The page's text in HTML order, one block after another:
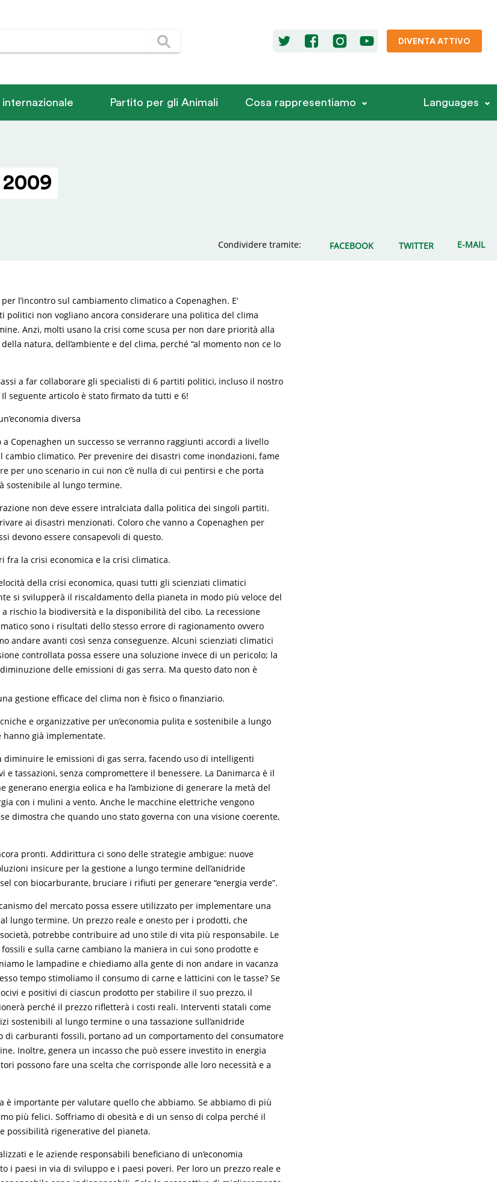
DIVENTA ATTIVO
Partito per gli Animali Cosa rappresentiamo Languages
Condividere tramite: FACEBOOK TWITTER E-MAIL
l’incontro sul cambiamento climatico a Copenaghen. E’
politici non vogliano ancora considerare una politica del clima
Anzi, molti usano la crisi come scusa per non dare priorità alla
natura, dell’ambiente e del clima, perché “al momento non ce lo
a far collaborare gli specialisti di 6 partiti politici, incluso il nostro
seguente articolo è stato firmato da tutti e 6!
diversa
a Copenaghen un successo se verranno raggiunti accordi a livello
climatico. Per prevenire dei disastri come inondazioni, fame
per uno scenario in cui non c’è nulla di cui pentirsi e che porta
sostenibile al lungo termine.
non deve essere intralciata dalla politica dei singoli partiti.
ai disastri menzionati. Coloro che vanno a Copenaghen per
devono essere consapevoli di questo.
fra la crisi economica e la crisi climatica.
della crisi economica, quasi tutti gli scienziati climatici
si svilupperà il riscaldamento della pianeta in modo più veloce del
rischio la biodiversità e la disponibilità del cibo. La recessione
sono i risultati dello stesso errore di ragionamento ovvero
andare avanti così senza conseguenze. Alcuni scienziati climatici
controllata possa essere una soluzione invece di un pericolo; la
delle emissioni di gas serra. Ma questo dato non è
gestione efficace del clima non è fisico o finanziario.
e organizzative per un’economia pulita e sostenibile a lungo
già implementate.
diminuire le emissioni di gas serra, facendo uso di intelligenti
e tassazioni, senza compromettere il benessere. La Danimarca è il
generano energia eolica e ha l’ambizione di generare la metà del
con i mulini a vento. Anche le macchine elettriche vengono
dimostra che quando uno stato governa con una visione coerente,
pronti. Addirittura ci sono delle strategie ambigue: nuove
insicure per la gestione a lungo termine dell’anidride
con biocarburante, bruciare i rifiuti per generare “energia verde”.
del mercato possa essere utilizzato per implementare una
lungo termine. Un prezzo reale e onesto per i prodotti, che
potrebbe contribuire ad uno stile di vita più responsabile. Le
e sulla carne cambiano la maniera in cui sono prodotte e
le lampadine e chiediamo alla gente di non andare in vacanza
tempo stimoliamo il consumo di carne e latticini con le tasse? Se
e positivi di ciascun prodotto per stabilire il suo prezzo, il
perché il prezzo rifletterà i costi reali. Interventi statali come
sostenibili al lungo termine o una tassazione sull’anidride
di carburanti fossili, portano ad un comportamento del consumatore
Inoltre, genera un incasso che può essere investito in energia
possono fare una scelta che corrisponde alle loro necessità e a
è importante per valutare quello che abbiamo. Se abbiamo di più
più felici. Soffriamo di obesità e di un senso di colpa perché il
possibilità rigenerative del pianeta.
e le aziende responsabili beneficiano di un’economia
i paesi in via di sviluppo e i paesi poveri. Per loro un prezzo reale e